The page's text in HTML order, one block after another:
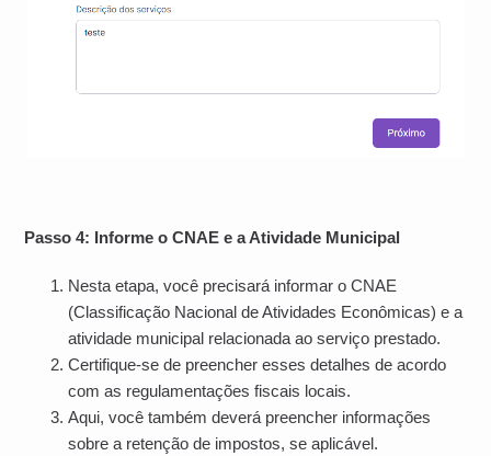
Passo 4: Informe o CNAE e a Atividade Municipal
Nesta etapa, você precisará informar o CNAE
(Classificação Nacional de Atividades Econômicas) e a
atividade municipal relacionada ao serviço prestado.
Certifique-se de preencher esses detalhes de acordo
com as regulamentações fiscais locais.
Aqui, você também deverá preencher informações
sobre a retenção de impostos, se aplicável.